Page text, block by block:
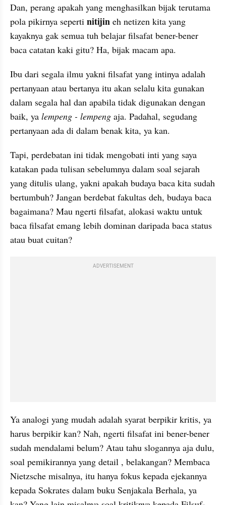
Dan, perang apakah yang menghasilkan bijak terutama
pola pikirnya seperti nitijin eh netizen kita yang
kayaknya gak semua tuh belajar filsafat bener-bener
baca catatan kaki gitu? Ha, bijak macam apa.
Ibu dari segala ilmu yakni filsafat yang intinya adalah
pertanyaan atau bertanya itu akan selalu kita gunakan
dalam segala hal dan apabila tidak digunakan dengan
baik, ya lempeng - lempeng aja. Padahal, segudang
pertanyaan ada di dalam benak kita, ya kan.
Tapi, perdebatan ini tidak mengobati inti yang saya
katakan pada tulisan sebelumnya dalam soal sejarah
yang ditulis ulang, yakni apakah budaya baca kita sudah
bertumbuh? Jangan berdebat fakultas deh, budaya baca
bagaimana? Mau ngerti filsafat, alokasi waktu untuk
baca filsafat emang lebih dominan daripada baca status
atau buat cuitan?
ADVERTISEMENT
Ya analogi yang mudah adalah syarat berpikir kritis, ya
harus berpikir kan? Nah, ngerti filsafat ini bener-bener
sudah mendalami belum? Atau tahu slogannya aja dulu,
soal pemikirannya yang detail , belakangan? Membaca
Nietzsche misalnya, itu hanya fokus kepada ejekannya
kepada Sokrates dalam buku Senjakala Berhala, ya